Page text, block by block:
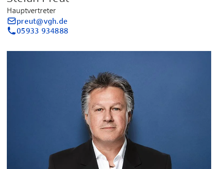
Hauptvertreter
preut@vgh.de
05933 934888